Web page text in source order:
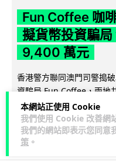
本網站正使用 Cookie
我們使用 Cookie 改善網
我們的網站即表示您同意
策 。
Fun Coffee 咖
擬貨幣投資騙
9,400 萬元
香港警方聯同澳門司警搗
資騙局 Fun Coffee，兩地
款 9,4... 閱讀全文
119 10 ↗ 分享